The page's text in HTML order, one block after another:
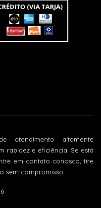
atendimento altamente
rapidez e eficiência. Se está
em contato conosco, tire
sem compromisso.